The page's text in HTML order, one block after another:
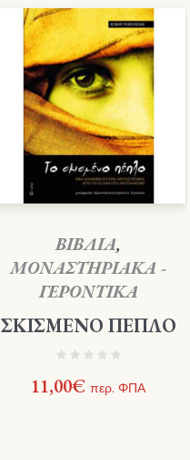
ΒΙΒΛΙΑ,
ΜΟΝΑΣΤΗΡΙΑΚΑ -
ΓΕΡΟΝΤΙΚΑ
ΣΚΙΣΜΕΝΟ ΠΕΠΛΟ
11,00€ περ. ΦΠΑ